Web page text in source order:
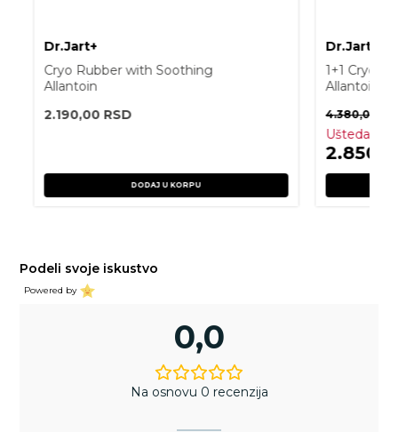
Dr.Jart+
Cryo Rubber with Soothing
Allantoin
2.190,00 RSD
DODAJ U KORPU
Dr.Jart+
1+1 Cryo
Allantoin
4.380,00
Ušteda:
Podeli svoje iskustvo
Powered by
0,0
Na osnovu 0 recenzija